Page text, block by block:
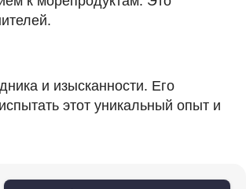
и изысканности. Его
этот уникальный опыт и